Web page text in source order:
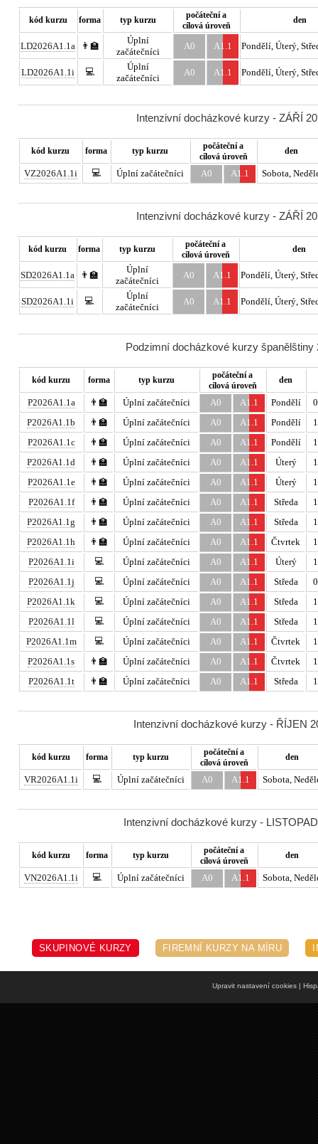
kód kurzu forma typ kurzu
počáteční a
cílová úroveň
den
LD2026A1.1a 👨‍🏫
Úplní
začátečníci
A0 A1.1 Pondělí, Úterý,
LD2026A1.1i 💻
Úplní
začátečníci
A0 A1.1 Pondělí, Úterý,
Intenzivní docházkové kurzy - ZÁŘÍ
kód kurzu forma typ kurzu
počáteční a
cílová úroveň
den
VZ2026A1.1i 💻 Úplní začátečníci A0 A1.1 Sobota,
Intenzivní docházkové kurzy - ZÁŘÍ
kód kurzu forma typ kurzu
počáteční a
cílová úroveň
den
SD2026A1.1a 👨‍🏫
Úplní
začátečníci
A0 A1.1 Pondělí, Úterý,
SD2026A1.1i 💻
Úplní
začátečníci
A0 A1.1 Pondělí, Úterý,
Podzimní docházkové kurzy
kód kurzu forma typ kurzu
počáteční a
cílová úroveň
den
P2026A1.1a 👨‍🏫 Úplní začátečníci A0 A1.1 Pondělí
P2026A1.1b
👨‍🏫 Úplní začátečníci A0 A1.1 Pondělí
P2026A1.1c
👨‍🏫 Úplní začátečníci A0 A1.1 Pondělí
P2026A1.1d
👨‍🏫 Úplní začátečníci A0 A1.1 Úterý
P2026A1.1e
👨‍🏫 Úplní začátečníci A0 A1.1 Úterý
P2026A1.1f
👨‍🏫 Úplní začátečníci A0 A1.1 Středa
P2026A1.1g
👨‍🏫 Úplní začátečníci A0 A1.1 Středa
P2026A1.1h
👨‍🏫 Úplní začátečníci A0 A1.1 Čtvrtek
P2026A1.1i
💻 Úplní začátečníci A0 A1.1 Úterý
P2026A1.1j
💻 Úplní začátečníci A0 A1.1 Středa
P2026A1.1k
💻 Úplní začátečníci A0 A1.1 Středa
P2026A1.1l
💻 Úplní začátečníci A0 A1.1 Středa
P2026A1.1m
💻 Úplní začátečníci A0 A1.1 Čtvrtek
P2026A1.1s
👨‍🏫 Úplní začátečníci A0 A1.1 Čtvrtek
P2026A1.1t
👨‍🏫 Úplní začátečníci A0 A1.1 Středa
Intenzivní docházkové kurzy - ŘÍJEN
kód kurzu forma typ kurzu
počáteční a
cílová úroveň
den
VR2026A1.1i 💻 Úplní začátečníci A0 A1.1 Sobota,
Intenzivní docházkové kurzy -
kód kurzu forma typ kurzu
počáteční a
cílová úroveň
den
VN2026A1.1i 💻 Úplní začátečníci A0 A1.1 Sobota,
SKUPINOVÉ KURZY FIREMNÍ KURZY NA MÍRU
Upravit nastavení cookies|